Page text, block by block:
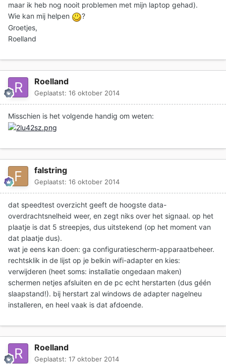
maar ik heb nog nooit problemen met mijn laptop gehad).
Wie kan mij helpen
?
Groetjes,
Roelland
Roelland
Geplaatst: 16 oktober 2014
Misschien is het volgende handig om weten:
falstring
Geplaatst: 16 oktober 2014
dat speedtest overzicht geeft de hoogste data-
overdrachtsnelheid weer, en zegt niks over het signaal. op het
plaatje is dat 5 streepjes, dus uitstekend (op het moment van
dat plaatje dus).
wat je eens kan doen: ga configuratiescherm-apparaatbeheer.
rechtsklik in de lijst op je belkin wifi-adapter en kies:
verwijderen (heet soms: installatie ongedaan maken)
schermen netjes afsluiten en de pc echt herstarten (dus géén
slaapstand!). bij herstart zal windows de adapter nagelneu
installeren, en heel vaak is dat afdoende.
Roelland
Geplaatst: 17 oktober 2014